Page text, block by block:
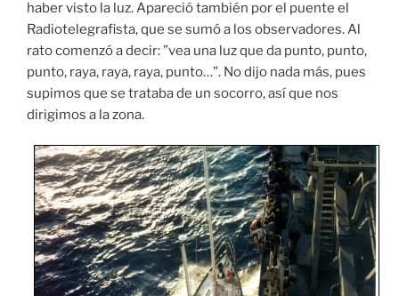
haber visto la luz. Apareció también por el puente el
Radiotelegrafista, que se sumó a los observadores. Al
rato comenzó a decir: ”vea una luz que da punto, punto,
punto, raya, raya, raya, punto…”. No dijo nada más, pues
supimos que se trataba de un socorro, así que nos
dirigimos a la zona.